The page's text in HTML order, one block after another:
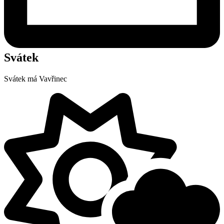
Svátek
Svátek má Vavřinec